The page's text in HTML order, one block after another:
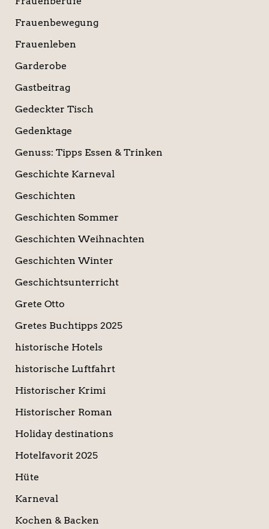
Frauenbewegung
Frauenleben
Garderobe
Gastbeitrag
Gedeckter Tisch
Gedenktage
Genuss: Tipps Essen & Trinken
Geschichte Karneval
Geschichten
Geschichten Sommer
Geschichten Weihnachten
Geschichten Winter
Geschichtsunterricht
Grete Otto
Gretes Buchtipps 2025
historische Hotels
historische Luftfahrt
Historischer Krimi
Historischer Roman
Holiday destinations
Hotelfavorit 2025
Hüte
Karneval
Kochen & Backen